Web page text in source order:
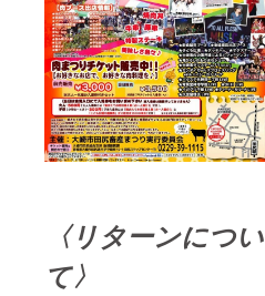
〈リターンについ
て〉